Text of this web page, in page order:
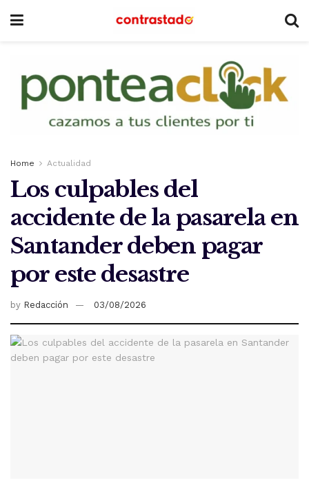
Home Actualidad
Los culpables del
accidente de la pasarela en
Santander deben pagar
por este desastre
by Redacción 03/08/2026